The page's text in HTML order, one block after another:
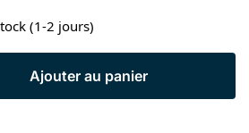
(1-2 jours)
Ajouter au panier